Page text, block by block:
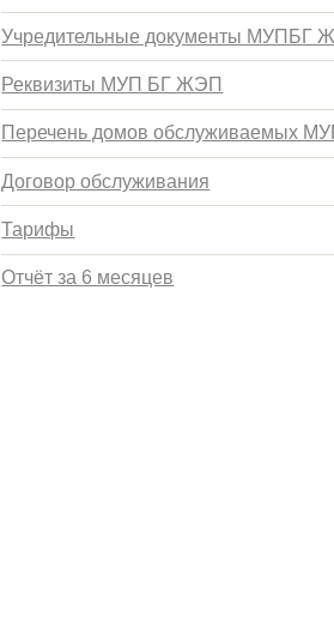
Учредительные документы МУПБГ
Реквизиты МУП БГ ЖЭП
Перечень домов обслуживаемых
Договор обслуживания
Тарифы
Отчёт за 6 месяцев